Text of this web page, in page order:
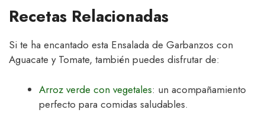
Recetas Relacionadas
Si te ha encantado esta Ensalada de Garbanzos con
Aguacate y Tomate, también puedes disfrutar de:
Arroz verde con vegetales: un acompañamiento
perfecto para comidas saludables.